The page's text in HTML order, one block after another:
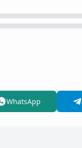
WhatsApp